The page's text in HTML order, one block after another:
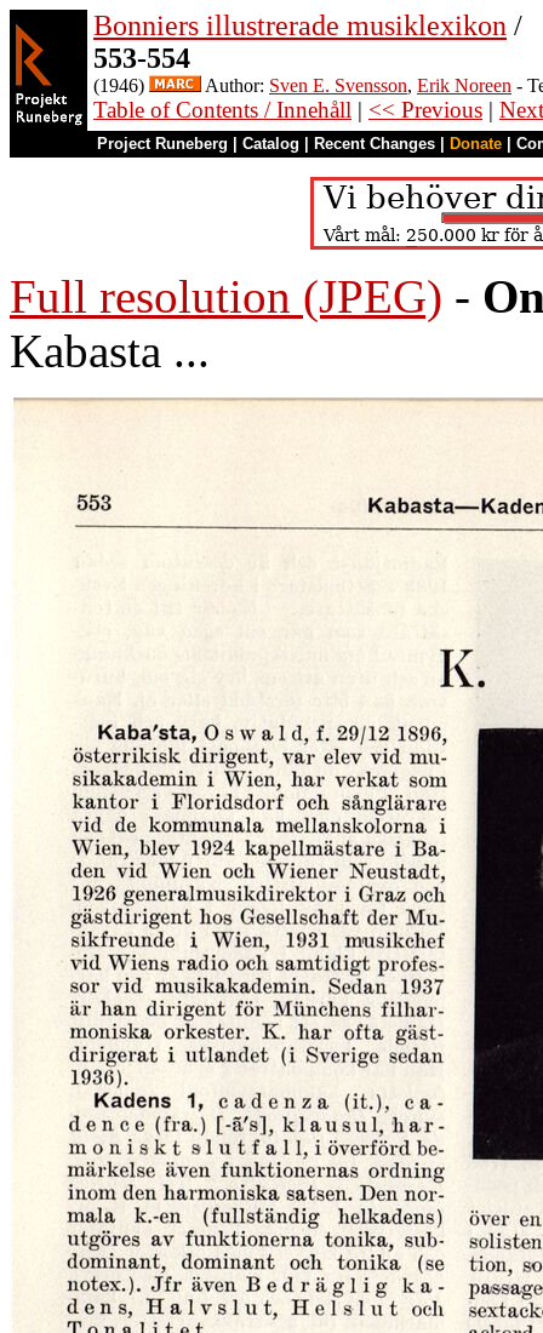
Bonniers illustrerade musiklexikon /
553-554
(1946) Author: Sven E. Svensson, Erik Noreen -
Table of Contents / Innehåll | << Previous |
Project Runeberg Catalog Recent Changes Donate
Full resolution (JPEG) -
Kabasta ...